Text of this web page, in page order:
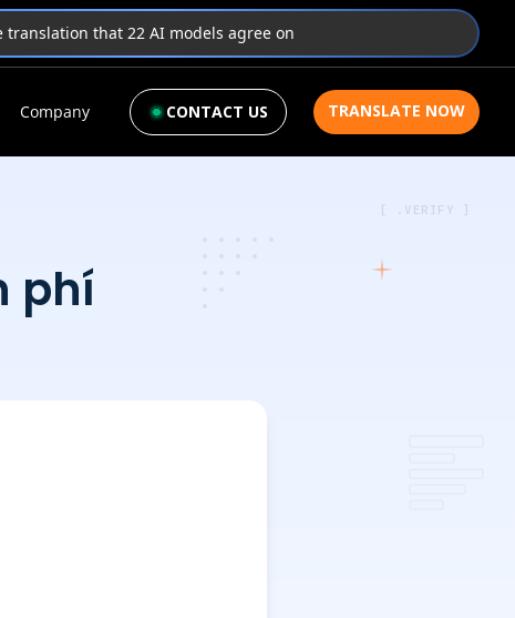
translation that 22 AI models agree on
Company CONTACT US TRANSLATE NOW
[ .VERIFY ]
phí